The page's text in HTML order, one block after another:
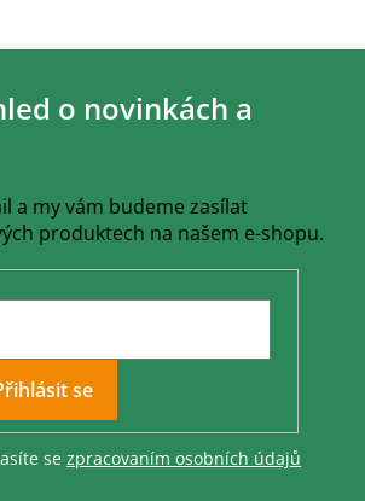
o novinkách a
a my vám budeme zasílat
produktech na našem e-shopu.
se
se zpracovaním osobních údajů